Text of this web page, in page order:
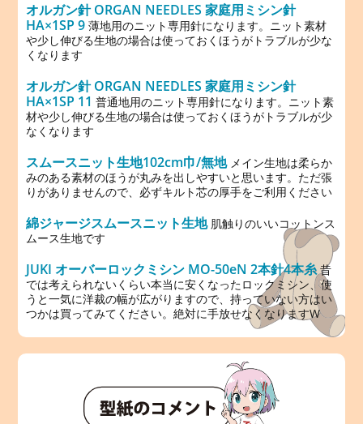
オルガン針 ORGAN NEEDLES 家庭用ミシン針
HA×1SP 9 薄地用のニット専用針になります。ニット素材
や少し伸びる生地の場合は使っておくほうがトラブルが少な
くなります
オルガン針 ORGAN NEEDLES 家庭用ミシン針
HA×1SP 11 普通地用のニット専用針になります。ニット素
材や少し伸びる生地の場合は使っておくほうがトラブルが少
なくなります
スムースニット生地102cm巾/無地 メイン生地は柔らか
みのある素材のほうが丸みを出しやすいと思います。ただ張
りがありませんので、必ずキルト芯の厚手をご利用ください
綿ジャージスムースニット生地 肌触りのいいコットンス
ムース生地です
JUKI オーバーロックミシン MO-50eN 2本針4本糸昔
では考えられないくらい本当に安くなったロックミシン、使
うと一気に洋裁の幅が広がりますので、持っていない方はい
つかは買ってみてください。絶対に手放せなくなりますW